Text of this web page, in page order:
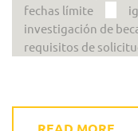
fechas límite
investigación de
requisitos de